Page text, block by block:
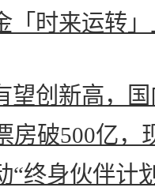
「时来运转
望创新高，
房破500亿，
“终身伙伴计